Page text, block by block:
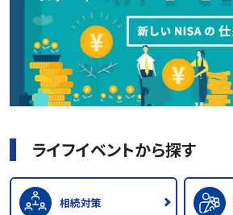
ライフイベントから探す
相続対策